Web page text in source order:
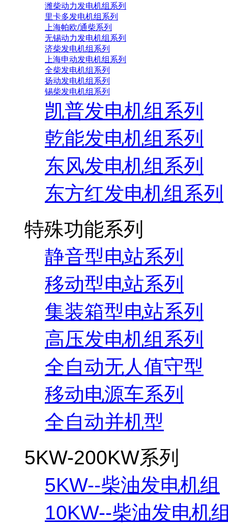
潍柴动力发电机组系列
里卡多发电机组系列
上海帕欧/通柴系列
无锡动力发电机组系列
济柴发电机组系列
上海申动发电机组系列
全柴发电机组系列
扬动发电机组系列
锡柴发电机组系列
凯普发电机组系列
乾能发电机组系列
东风发电机组系列
东方红发电机组系列
特殊功能系列
静音型电站系列
移动型电站系列
集装箱型电站系列
高压发电机组系列
全自动无人值守型
移动电源车系列
全自动并机型
5KW-200KW系列
5KW--柴油发电机组
10KW--柴油发电机